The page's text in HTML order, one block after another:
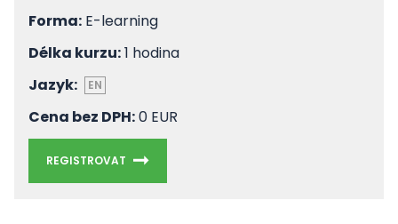
Forma: E-learning
Délka kurzu:1 hodina
Jazyk:
EN
Cena bez DPH:0 EUR
REGISTROVAT